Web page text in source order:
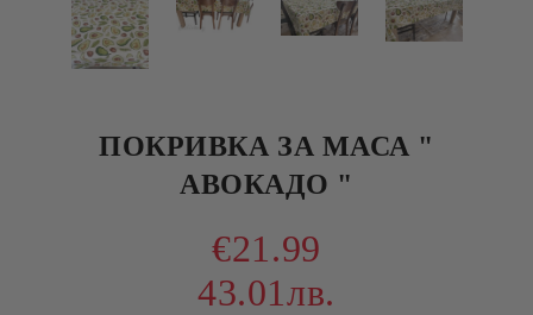
ПОКРИВКА ЗА МАСА "
АВОКАДО "
€21.99
43.01лв.